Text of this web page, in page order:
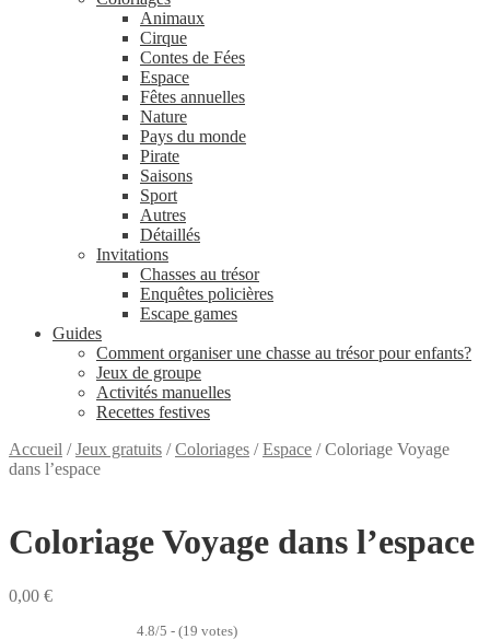
Animaux
Cirque
Contes de Fées
Espace
Fêtes annuelles
Nature
Pays du monde
Pirate
Saisons
Sport
Autres
Détaillés
Invitations
Chasses au trésor
Enquêtes policières
Escape games
Guides
Comment organiser une chasse au trésor pour enfants?
Jeux de groupe
Activités manuelles
Recettes festives
Accueil /Jeux gratuits /Coloriages /Espace /Coloriage Voyage
dans l’espace
Coloriage Voyage dans l’espace
0,00 €
4.8/5 - (19 votes)